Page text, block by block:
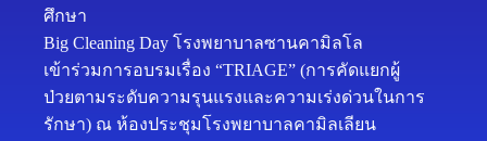
ศึกษา
Big Cleaning Day โรงพยาบาลซานคามิลโล
เข้าร่วมการอบรมเรื่อง “TRIAGE” (การคัดแยกผู้
ป่วยตามระดับความรุนแรงและความเร่งด่วนในการ
รักษา) ณ ห้องประชุมโรงพยาบาลคามิลเลียน